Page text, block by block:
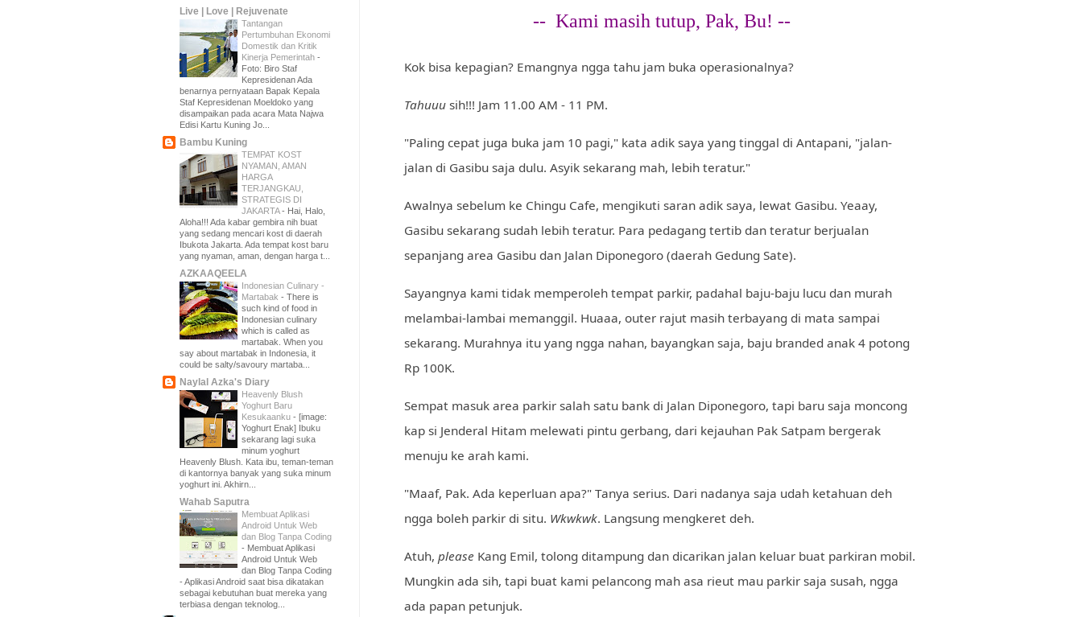
-- Kami masih tutup, Pak, Bu! --
Kok bisa kepagian? Emangnya ngga tahu jam buka operasionalnya?
Tahuuu sih!!! Jam 11.00 AM - 11 PM.
"Paling cepat juga buka jam 10 pagi," kata adik saya yang tinggal di Antapani, "jalan-
jalan di Gasibu saja dulu. Asyik sekarang mah, lebih teratur."
Awalnya sebelum ke Chingu Cafe, mengikuti saran adik saya, lewat Gasibu. Yeaay,
Gasibu sekarang sudah lebih teratur. Para pedagang tertib dan teratur berjualan
sepanjang area Gasibu dan Jalan Diponegoro (daerah Gedung Sate).
Sayangnya kami tidak memperoleh tempat parkir, padahal baju-baju lucu dan murah
melambai-lambai memanggil. Huaaa, outer rajut masih terbayang di mata sampai
sekarang. Murahnya itu yang ngga nahan, bayangkan saja, baju branded anak 4 potong
Rp 100K.
Sempat masuk area parkir salah satu bank di Jalan Diponegoro, tapi baru saja moncong
kap si Jenderal Hitam melewati pintu gerbang, dari kejauhan Pak Satpam bergerak
menuju ke arah kami.
"Maaf, Pak. Ada keperluan apa?" Tanya serius. Dari nadanya saja udah ketahuan deh
ngga boleh parkir di situ. Wkwkwk. Langsung mengkeret deh.
Atuh, please Kang Emil, tolong ditampung dan dicarikan jalan keluar buat parkiran mobil.
Mungkin ada sih, tapi buat kami pelancong mah asa rieut mau parkir saja susah, ngga
ada papan petunjuk.
Live | Love | Rejuvenate
Tantangan
Pertumbuhan Ekonomi
Domestik dan Kritik
Kinerja Pemerintah -
Foto: Biro Staf
Kepresidenan Ada
benarnya pernyataan Bapak Kepala
Staf Kepresidenan Moeldoko yang
disampaikan pada acara Mata Najwa
Edisi Kartu Kuning Jo...
Bambu Kuning
TEMPAT KOST
NYAMAN, AMAN
HARGA
TERJANGKAU,
STRATEGIS DI
JAKARTA- Hai, Halo,
Aloha!!! Ada kabar gembira nih buat
yang sedang mencari kost di daerah
Ibukota Jakarta. Ada tempat kost baru
yang nyaman, aman, dengan harga t...
AZKAAQEELA
Indonesian Culinary -
Martabak - There is
such kind of food in
Indonesian culinary
which is called as
martabak. When you
say about martabak in Indonesia, it
could be salty/savoury martaba...
Naylal Azka's Diary
Heavenly Blush
Yoghurt Baru
Kesukaanku - [image:
Yoghurt Enak] Ibuku
sekarang lagi suka
minum yoghurt
Heavenly Blush. Kata ibu, teman-teman
di kantornya banyak yang suka minum
yoghurt ini. Akhirn...
Wahab Saputra
Membuat Aplikasi
Android Untuk Web
dan Blog Tanpa Coding
- Membuat Aplikasi
Android Untuk Web
dan Blog Tanpa Coding
- Aplikasi Android saat bisa dikatakan
sebagai kebutuhan buat mereka yang
terbiasa dengan teknolog...